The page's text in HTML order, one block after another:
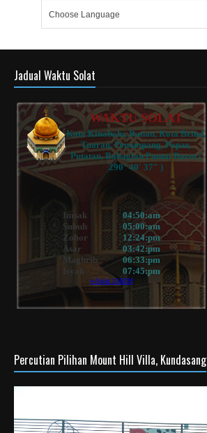
Jadual Waktu Solat
Percutian Pilihan Mount Hill Villa, Kundasang